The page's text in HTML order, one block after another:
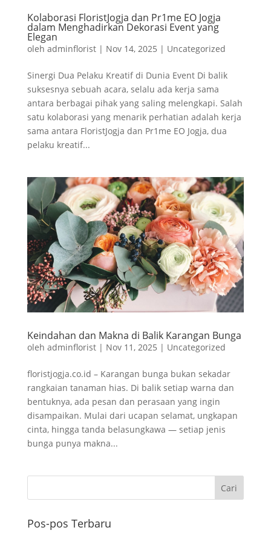
Kolaborasi FloristJogja dan Pr1me EO Jogja
dalam Menghadirkan Dekorasi Event yang
Elegan
oleh adminflorist| Nov 14, 2025 | Uncategorized
Sinergi Dua Pelaku Kreatif di Dunia Event Di balik
suksesnya sebuah acara, selalu ada kerja sama
antara berbagai pihak yang saling melengkapi. Salah
satu kolaborasi yang menarik perhatian adalah kerja
sama antara FloristJogja dan Pr1me EO Jogja, dua
pelaku kreatif...
Keindahan dan Makna di Balik Karangan Bunga
oleh adminflorist| Nov 11, 2025 | Uncategorized
floristjogja.co.id – Karangan bunga bukan sekadar
rangkaian tanaman hias. Di balik setiap warna dan
bentuknya, ada pesan dan perasaan yang ingin
disampaikan. Mulai dari ucapan selamat, ungkapan
cinta, hingga tanda belasungkawa — setiap jenis
bunga punya makna...
Pos-pos Terbaru